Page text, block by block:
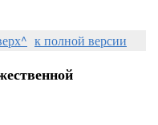
к полной версии